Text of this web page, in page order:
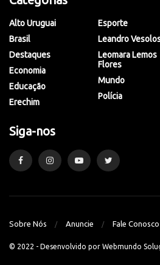
Alto Uruguai
Brasil
Destaques
Economia
Educação
Erechim
Esporte
Leandro
Leomara Lemos
Flores
Mundo
Polícia
Siga-nos
Sobre Nós Anuncie Fale Conosco
© 2022 - Desenvolvido por Webmundo